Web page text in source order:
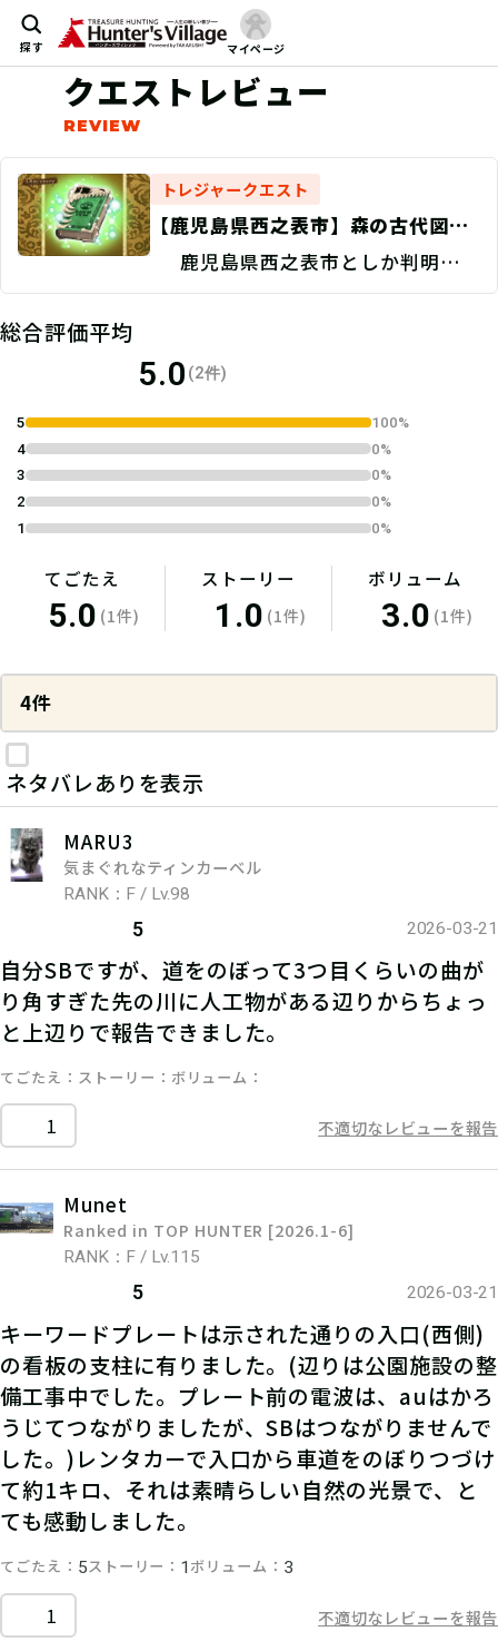
探す マイページ
クエストレビュー
トレジャークエスト
【鹿児島県西之表市】森の古代図鑑
を探せ！/現地捜索 Discovery
鹿児島県西之表市としか判明して
いない。
総合評価平均
5.0 (2件)
5
100%
4
0%
3
0%
2
0%
1
0%
てごたえ
5.0 (1件)
ストーリー
1.0 (1件)
ボリューム
3.0 (1件)
4件
ネタバレありを表示
MARU3
気まぐれなティンカーベル
RANK：F / Lv.98
5 2026-03-21
自分SBですが、道をのぼって3つ目くらいの曲が
り角すぎた先の川に人工物がある辺りからちょっ
と上辺りで報告できました。
てごたえ ストーリー ボリューム
1 不適切なレビューを報告
Munet
Ranked in TOP HUNTER [2026.1-6]
RANK：F / Lv.115
5 2026-03-21
キーワードプレートは示された通りの入口(西側)
の看板の支柱に有りました。(辺りは公園施設の整
備工事中でした。プレート前の電波は、auはかろ
うじてつながりましたが、SBはつながりませんで
した。)レンタカーで入口から車道をのぼりつづけ
て約1キロ、それは素晴らしい自然の光景で、と
ても感動しました。
てごたえ 5ストーリー 1 ボリューム 3
1 不適切なレビューを報告